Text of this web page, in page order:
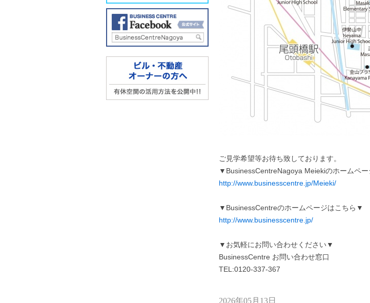
ご見学希望等お待ち致しております。
▼BusinessCentreNagoya Meiekiのホームペ
http://www.businesscentre.jp/Meieki/
▼BusinessCentreのホームページはこちら▼
http://www.businesscentre.jp/
▼お気軽にお問い合わせください▼
BusinessCentre お問い合わせ窓口
TEL:0120-337-367
2026年05月13日